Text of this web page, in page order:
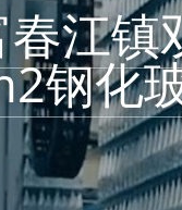
江镇
钢化